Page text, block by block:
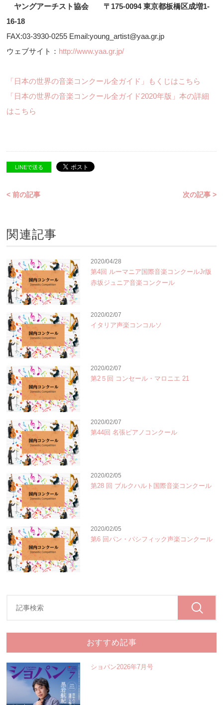
ヤングアーチスト協会 〒175-0094 東京都板橋区成増1-
16-18
FAX:03-3930-0255 Email:young_artist@yaa.gr.jp
ウェブサイト： http://www.yaa.gr.jp/
「日本の世界の音楽コンクール全ガイド」もくじはこちら
「日本の世界の音楽コンクール全ガイド2020年版」本の詳細
はこちら
LINEで送る
< 前の記事 次の記事 >
関連記事
2020/04/28
第4回 ルーマニア国際音楽コンクールJr版
赤坂ジュニア音楽コンクール
2020/02/07
イタリア声楽コンコルソ
2020/02/07
第2５回 コンセール・マロニエ 21
2020/02/07
第44回 名張ピアノコンクール
2020/02/05
第28 回 ブルクハルト国際音楽コンクール
2020/02/05
第6 回パン・パシフィック声楽コンクール
おすすめ記事
ショパン2026年7月号